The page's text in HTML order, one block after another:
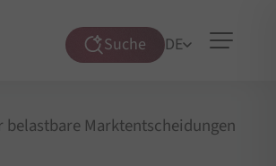
Suche
Suche
DE
belastbare Marktentscheidungen